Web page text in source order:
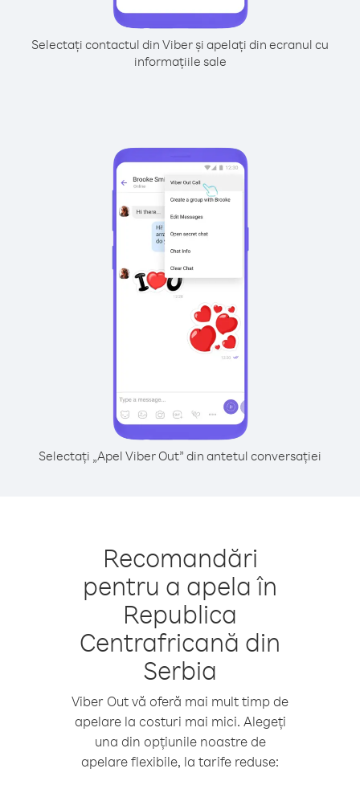
Selectați contactul din Viber și apelați din ecranul cu
informațiile sale
Selectați „Apel Viber Out” din antetul conversației
Recomandări
pentru a apela în
Republica
Centrafricană din
Serbia
Viber Out vă oferă mai mult timp de
apelare la costuri mai mici. Alegeți
una din opțiunile noastre de
apelare flexibile, la tarife reduse: